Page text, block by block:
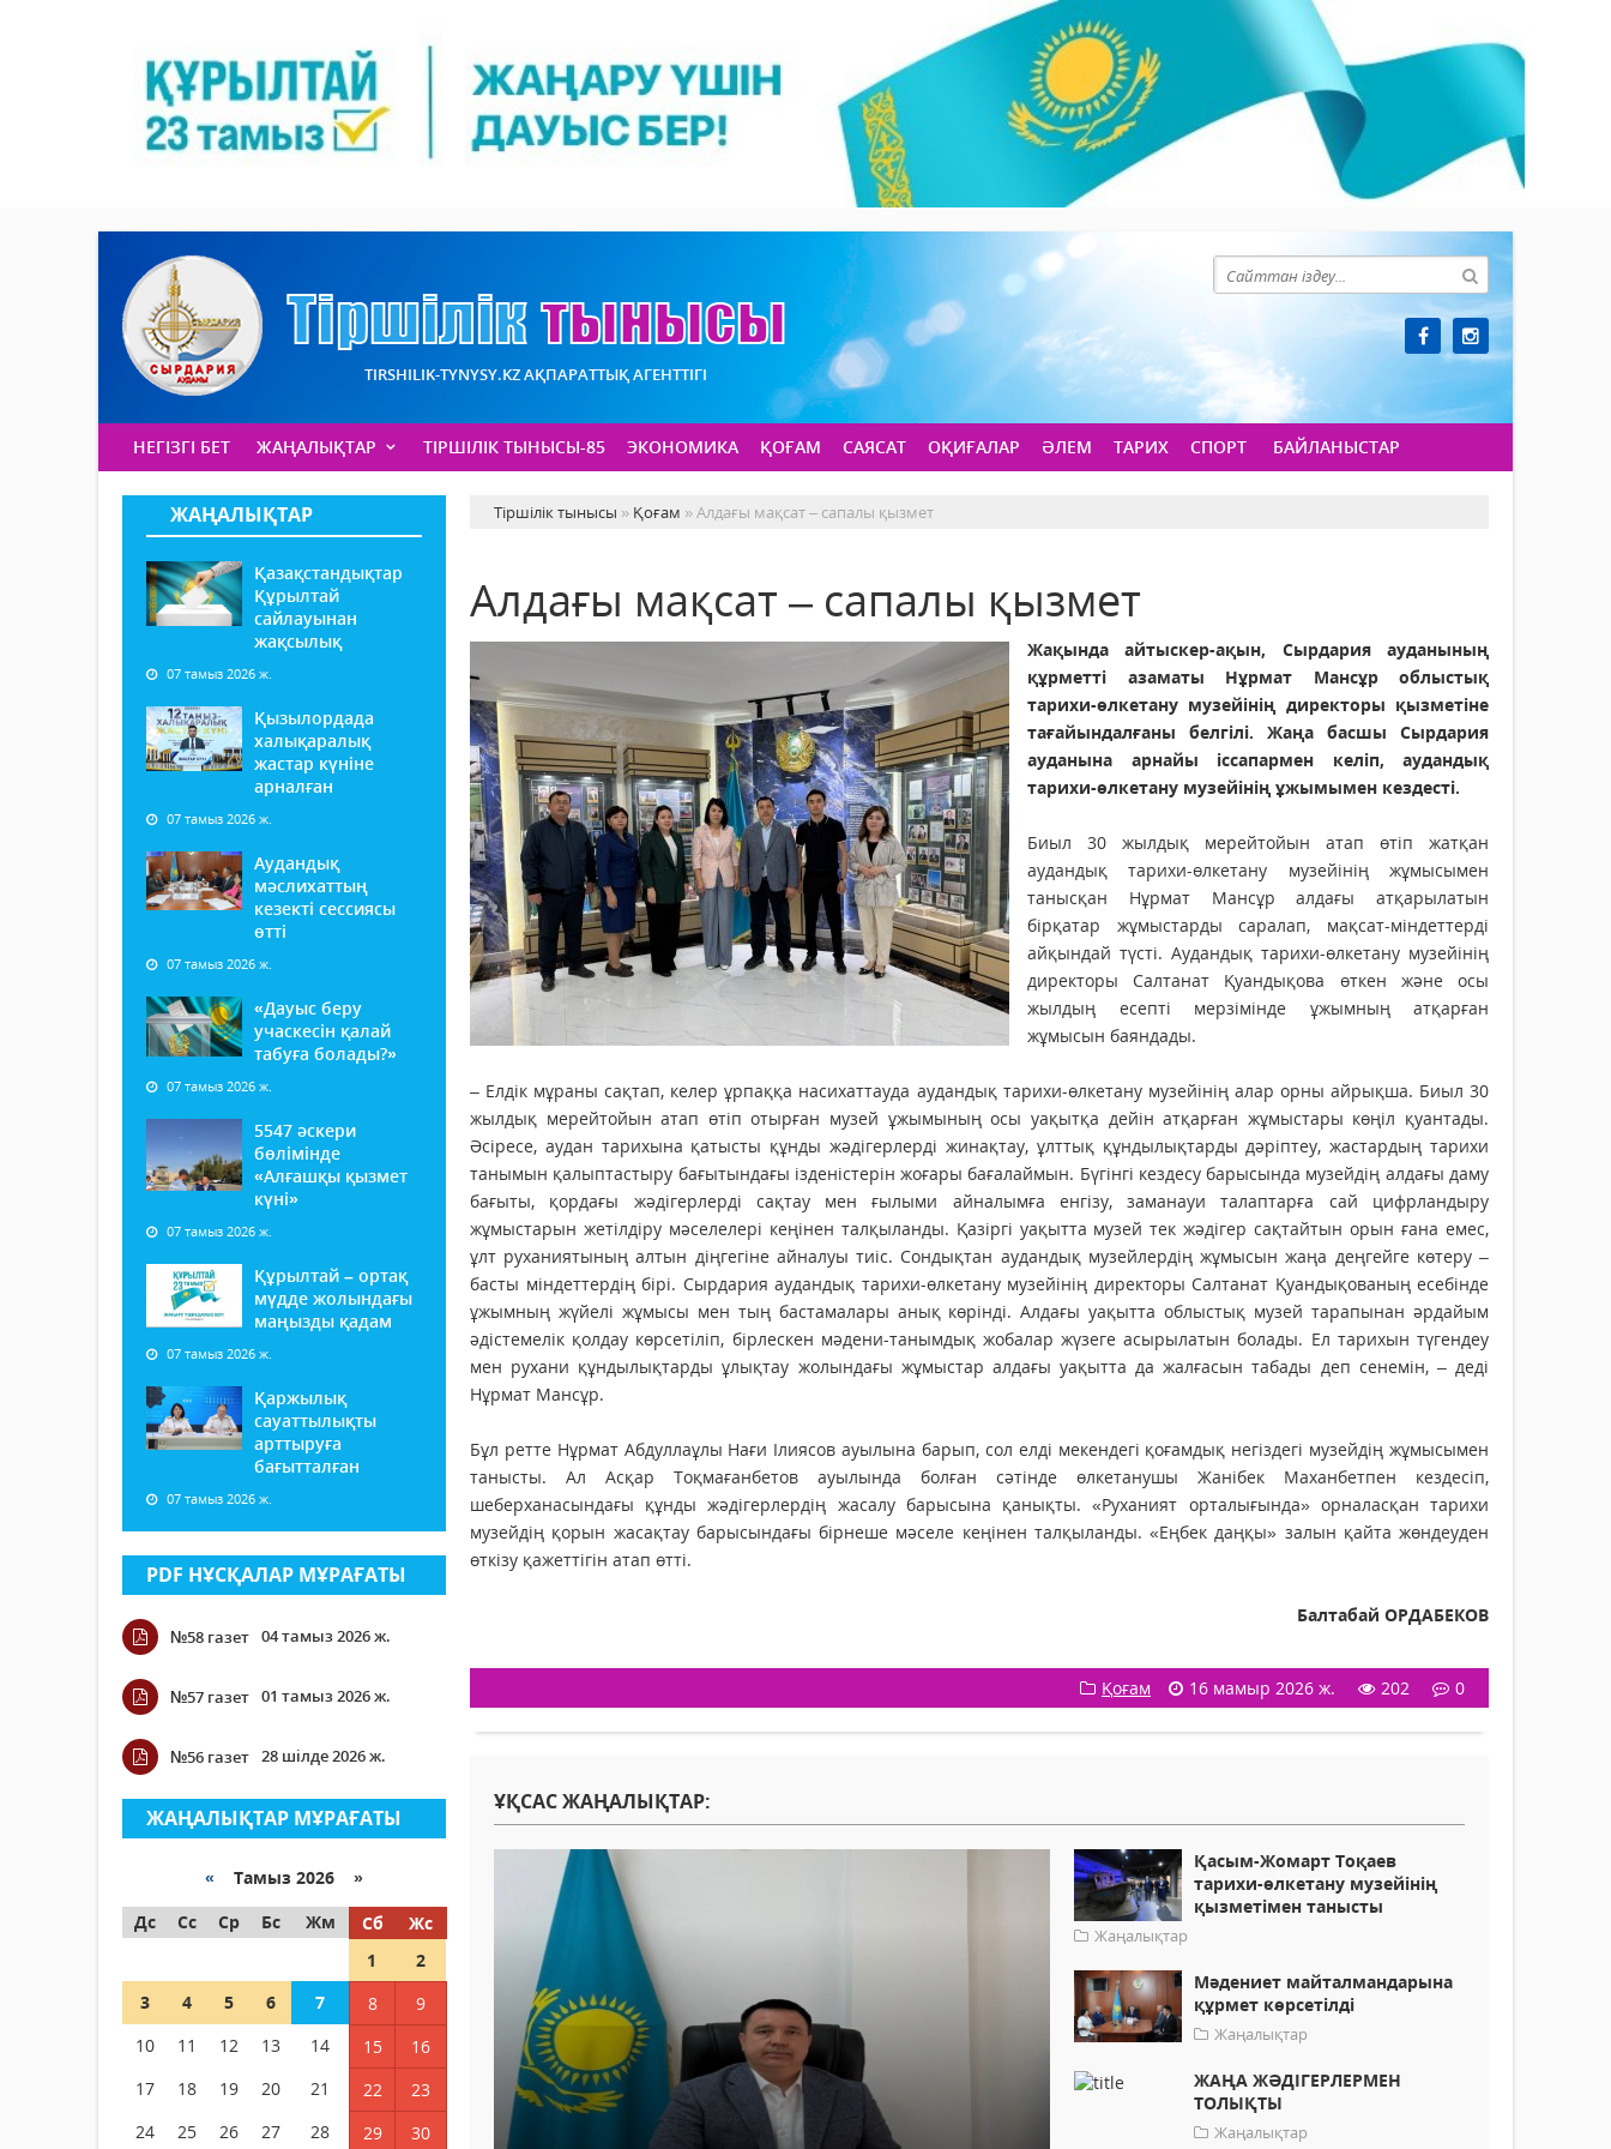
TIRSHILIK-TYNYSY.KZ АҚПАРАТТЫҚ АГЕНТТІГІ
НЕГІЗГІ БЕТ ЖАҢАЛЫҚТАР ТІРШІЛІК ТЫНЫСЫ-85 ЭКОНОМИКА ҚОҒАМ САЯСАТ ОҚИҒАЛАР ӘЛЕМ ТАРИХ СПОРТ БАЙЛАНЫСТАР
ЖАҢАЛЫҚТАР
Қазақстандықтар
Құрылтай
сайлауынан
жақсылық
07 тамыз 2026 ж.
Қызылордада
халықаралық
жастар күніне
арналған
07 тамыз 2026 ж.
Аудандық
мәслихаттың
кезекті сессиясы
өтті
07 тамыз 2026 ж.
«Дауыс беру
учаскесін қалай
табуға болады?»
07 тамыз 2026 ж.
5547 әскери
бөлімінде
«Алғашқы қызмет
күні»
07 тамыз 2026 ж.
Құрылтай – ортақ
мүдде жолындағы
маңызды қадам
07 тамыз 2026 ж.
Қаржылық
сауаттылықты
арттыруға
бағытталған
07 тамыз 2026 ж.
PDF НҰСҚАЛАР МҰРАҒАТЫ
№58 газет 04 тамыз 2026 ж.
№57 газет 01 тамыз 2026 ж.
№56 газет 28 шілде 2026 ж.
ЖАҢАЛЫҚТАР МҰРАҒАТЫ
« Тамыз 2026 »
Дс
Сс Ср Бс Жм Сб
Жс
1
2
3
4 5 6 7 8
9
10
11 12 13 14 15
16
17
18 19 20 21 22
23
24
25 26 27 28 29 30
Тіршілік тынысы » Қоғам » Алдағы мақсат – сапалы қызмет
Алдағы мақсат – сапалы қызмет
Жақында айтыскер-ақын, Сырдария ауданының
құрметті азаматы Нұрмат Мансұр облыстық
тарихи-өлкетану музейінің директоры қызметіне
тағайындалғаны белгілі. Жаңа басшы Сырдария
ауданына арнайы іссапармен келіп, аудандық
тарихи-өлкетану музейінің ұжымымен кездесті.
Биыл 30 жылдық мерейтойын атап өтіп жатқан
аудандық тарихи-өлкетану музейінің жұмысымен
танысқан Нұрмат Мансұр алдағы атқарылатын
бірқатар жұмыстарды саралап, мақсат-міндеттерді
айқындай түсті. Аудандық тарихи-өлкетану музейінің
директоры Салтанат Қуандықова өткен және осы
жылдың есепті мерзімінде ұжымның атқарған
жұмысын баяндады.
– Елдік мұраны сақтап, келер ұрпаққа насихаттауда аудандық тарихи-өлкетану музейінің алар орны айрықша. Биыл 30
жылдық мерейтойын атап өтіп отырған музей ұжымының осы уақытқа дейін атқарған жұмыстары көңіл қуантады.
Әсіресе, аудан тарихына қатысты құнды жәдігерлерді жинақтау, ұлттық құндылықтарды дәріптеу, жастардың тарихи
танымын қалыптастыру бағытындағы ізденістерін жоғары бағалаймын. Бүгінгі кездесу барысында музейдің алдағы даму
бағыты, қордағы жәдігерлерді сақтау мен ғылыми айналымға енгізу, заманауи талаптарға сай цифрландыру
жұмыстарын жетілдіру мәселелері кеңінен талқыланды. Қазіргі уақытта музей тек жәдігер сақтайтын орын ғана емес,
ұлт руханиятының алтын діңгегіне айналуы тиіс. Сондықтан аудандық музейлердің жұмысын жаңа деңгейге көтеру –
басты міндеттердің бірі. Сырдария аудандық тарихи-өлкетану музейінің директоры Салтанат Қуандықованың есебінде
ұжымның жүйелі жұмысы мен тың бас­тамалары анық көрінді. Алдағы уақытта облыстық музей тарапынан әрдайым
әдістемелік қолдау көрсетіліп, бірлескен мәдени-танымдық жобалар жүзеге асырылатын болады. Ел тарихын түгендеу
мен рухани құндылықтарды ұлықтау жолындағы жұмыстар алдағы уақытта да жалғасын табады деп сенемін, – деді
Нұрмат Мансұр.
Бұл ретте Нұрмат Абдуллаұлы Нағи Ілиясов ауылына барып, сол елді мекендегі қоғамдық негіздегі музейдің жұмысымен
танысты. Ал Асқар Тоқмағанбетов ауы­лында болған сәтінде өлкетанушы Жанібек Маханбетпен кездесіп,
шеберханасындағы құнды жәдігерлердің жасалу барысына қанықты. «Руханият орталығында» орналасқан тарихи
музейдің қорын жасақтау барысындағы бірнеше мәселе кеңінен талқыланды. «Еңбек даңқы» залын қайта жөндеуден
өткізу қажеттігін атап өтті.
Балтабай ОРДАБЕКОВ
Қоғам 16 мамыр 2026 ж. 202 0
ҰҚСАС ЖАҢАЛЫҚТАР:
Қасым-Жомарт Тоқаев
тарихи-өлкетану музейінің
қызметімен танысты
Жаңалықтар
Мәдениет майталмандарына
құрмет көрсетілді
Жаңалықтар
ЖАҢА ЖӘДІГЕРЛЕРМЕН
ТОЛЫҚТЫ
Жаңалықтар